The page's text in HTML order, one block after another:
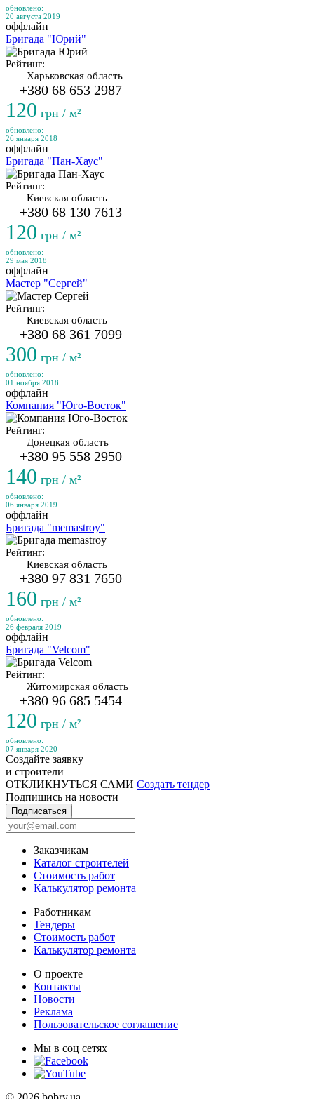
обновлено:
20 августа 2019
оффлайн
Бригада "Юрий"
Рейтинг:
Харьковская область
+380 68 653 2987
120 грн / м²
обновлено:
26 января 2018
оффлайн
Бригада "Пан-Хаус"
Рейтинг:
Киевская область
+380 68 130 7613
120 грн / м²
обновлено:
29 мая 2018
оффлайн
Мастер "Сергей"
Рейтинг:
Киевская область
+380 68 361 7099
300 грн / м²
обновлено:
01 ноября 2018
оффлайн
Компания "Юго-Восток"
Рейтинг:
Донецкая область
+380 95 558 2950
140 грн / м²
обновлено:
06 января 2019
оффлайн
Бригада "memastroy"
Рейтинг:
Киевская область
+380 97 831 7650
160 грн / м²
обновлено:
26 февраля 2019
оффлайн
Бригада "Velcom"
Рейтинг:
Житомирская область
+380 96 685 5454
120 грн / м²
обновлено:
07 января 2020
Создайте заявку
и строители
ОТКЛИКНУТЬСЯ САМИ Создать тендер
Подпишись на новости
Подписаться
Заказчикам
Каталог строителей
Стоимость работ
Калькулятор ремонта
Работникам
Тендеры
Стоимость работ
Калькулятор ремонта
О проекте
Контакты
Новости
Реклама
Пользовательское соглашение
Мы в соц сетях